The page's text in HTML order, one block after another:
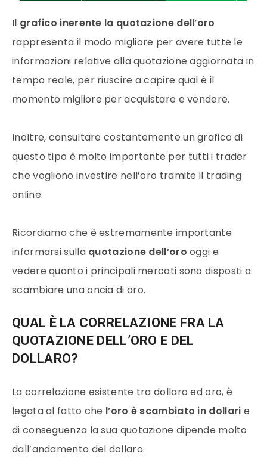
Il grafico inerente la quotazione dell’oro
rappresenta il modo migliore per avere tutte le
informazioni relative alla quotazione aggiornata in
tempo reale, per riuscire a capire qual è il
momento migliore per acquistare e vendere.
Inoltre, consultare costantemente un grafico di
questo tipo è molto importante per tutti i trader
che vogliono investire nell’oro tramite il trading
online.
Ricordiamo che è estremamente importante
informarsi sullaquotazione dell’oro oggi e
vedere quanto i principali mercati sono disposti a
scambiare una oncia di oro.
QUAL È LA CORRELAZIONE FRA LA
QUOTAZIONE DELL’ORO E DEL
DOLLARO?
La correlazione esistente tradollaro edoro, è
legata al fatto che l’oro è scambiato in dollari e
di conseguenza la sua quotazione dipende molto
dall’andamento del dollaro.